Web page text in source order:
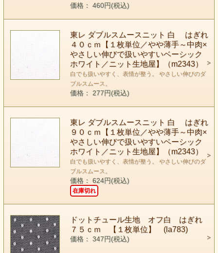
価格： 460円(税込)
東レ ダブルスムースニット 白 はぎれ
４０ｃｍ【１枚単位／やや薄手～中肉×
やさしい伸びで扱いやすいベーシック
ホワイト／ニット生地屋】（m2343）
白でも扱いやすく、表情が整う。 やさしい伸びのダ
ブルスムース。
価格： 277円(税込)
東レ ダブルスムースニット 白 はぎれ
９０ｃｍ【１枚単位／やや薄手～中肉×
やさしい伸びで扱いやすいベーシック
ホワイト／ニット生地屋】（m2343）
白でも扱いやすく、表情が整う。 やさしい伸びのダ
ブルスムース。
価格： 624円(税込)
在庫切れ
ドットチュール生地 オフ白 はぎれ
７５ｃｍ 【１枚単位】 (la783)
価格： 347円(税込)